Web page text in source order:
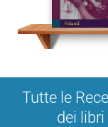
Tutte le
dei